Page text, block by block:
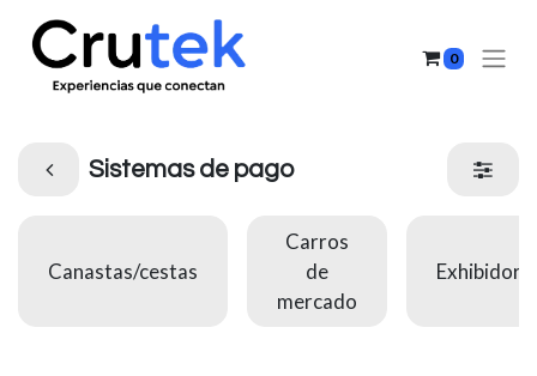
0
Sistemas de pago
Canastas/cestas
Carros
de
mercado